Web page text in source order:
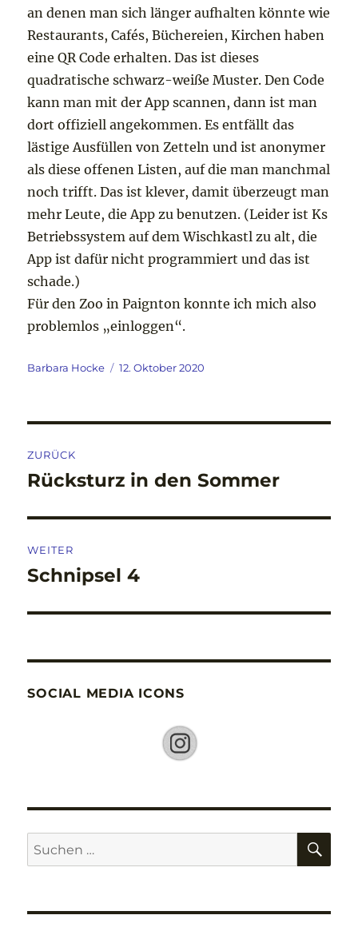
an denen man sich länger aufhalten könnte wie
Restaurants, Cafés, Büchereien, Kirchen haben
eine QR Code erhalten. Das ist dieses
quadratische schwarz-weiße Muster. Den Code
kann man mit der App scannen, dann ist man
dort offiziell angekommen. Es entfällt das
lästige Ausfüllen von Zetteln und ist anonymer
als diese offenen Listen, auf die man manchmal
noch trifft. Das ist klever, damit überzeugt man
mehr Leute, die App zu benutzen. (Leider ist Ks
Betriebssystem auf dem Wischkastl zu alt, die
App ist dafür nicht programmiert und das ist
schade.)
Für den Zoo in Paignton konnte ich mich also
problemlos „einloggen“.
Autor
Barbara Hocke
Veröffentlicht
12. Oktober 2020
ZURÜCK
Vorheriger
Rücksturz in den Sommer
WEITER
Nächster
Schnipsel 4
SOCIAL MEDIA ICONS
Suche
nach: